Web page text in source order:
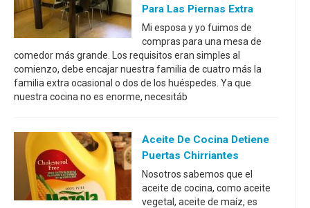
Para Las Piernas Extra
Mi esposa y yo fuimos de
compras para una mesa de
comedor más grande. Los requisitos eran simples al
comienzo, debe encajar nuestra familia de cuatro más la
familia extra ocasional o dos de los huéspedes. Ya que
nuestra cocina no es enorme, necesitáb
Aceite De Cocina Detiene
Puertas Chirriantes
Nosotros sabemos que el
aceite de cocina, como aceite
vegetal, aceite de maíz, es